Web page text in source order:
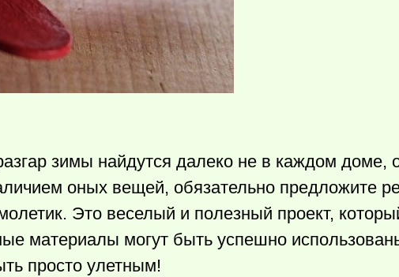
зимы найдутся далеко не в каждом доме,
оных вещей, обязательно предложите
Это веселый и полезный проект,
материалы могут быть успешно
просто улетным!